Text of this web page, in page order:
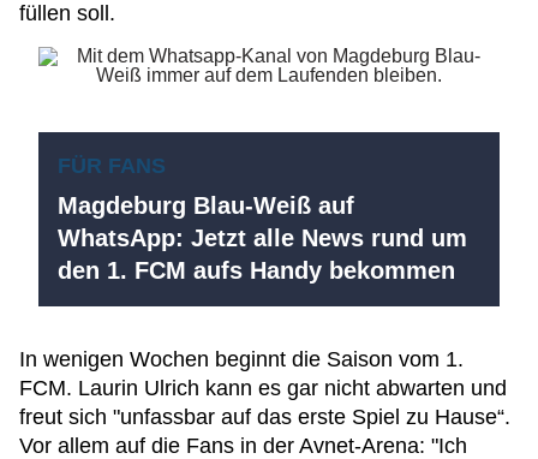
füllen soll.
FÜR FANS
Magdeburg Blau-Weiß auf
WhatsApp: Jetzt alle News rund um
den 1. FCM aufs Handy bekommen
In wenigen Wochen beginnt die Saison vom 1.
FCM. Laurin Ulrich kann es gar nicht abwarten und
freut sich "unfassbar auf das erste Spiel zu Hause“.
Vor allem auf die Fans in der Avnet-Arena: "Ich